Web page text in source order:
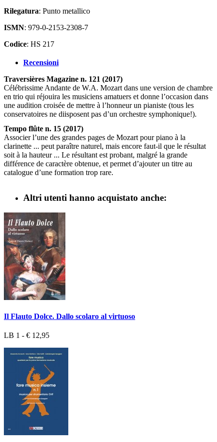
Rilegatura: Punto metallico
ISMN: 979-0-2153-2308-7
Codice: HS 217
Recensioni
Traversières Magazine n. 121 (2017)
Célébrissime Andante de W.A. Mozart dans une version de chambre
en trio qui réjouira les musiciens amatuers et donne l’occasion dans
une audition croisée de mettre à l’honneur un pianiste (tous les
conservatoires ne diisposent pas d’un orchestre symphonique!).
Tempo flûte n. 15 (2017)
Associer l’une des grandes pages de Mozart pour piano à la
clarinette ... peut paraître naturel, mais encore faut-il que le résultat
soit à la hauteur ... Le résultant est probant, malgré la grande
différence de caractère obtenue, et permet d’ajouter un titre au
catalogue d’une formation trop rare.
Altri utenti hanno acquistato anche:
Il Flauto Dolce. Dallo scolaro al virtuoso
LB 1 - € 12,95